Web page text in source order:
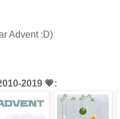
Advent :D)
2019 💗: